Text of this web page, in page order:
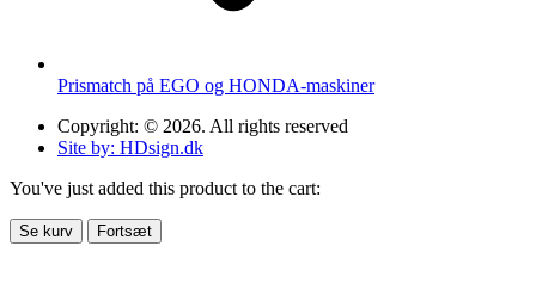
Prismatch på EGO og HONDA-maskiner
Copyright: © 2026. All rights reserved
Site by: HDsign.dk
You've just added this product to the cart:
Se kurv Fortsæt